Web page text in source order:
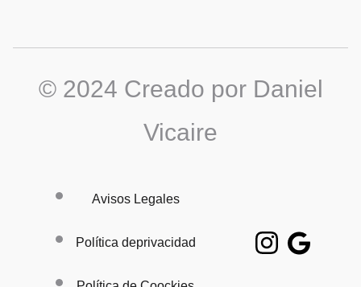
© 2024 Creado por Daniel
Vicaire
Avisos Legales
Política deprivacidad